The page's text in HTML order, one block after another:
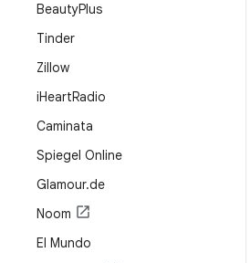
BeautyPlus
Tinder
Zillow
iHeartRadio
Caminata
Spiegel Online
Glamour.de
Noom
El Mundo